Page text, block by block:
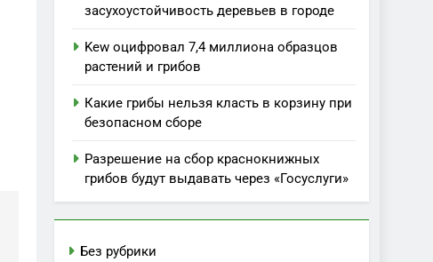
засухоустойчивость деревьев в городе
Kew оцифровал 7,4 миллиона образцов
растений и грибов
Какие грибы нельзя класть в корзину при
безопасном сборе
Разрешение на сбор краснокнижных
грибов будут выдавать через «Госуслуги»
Без рубрики